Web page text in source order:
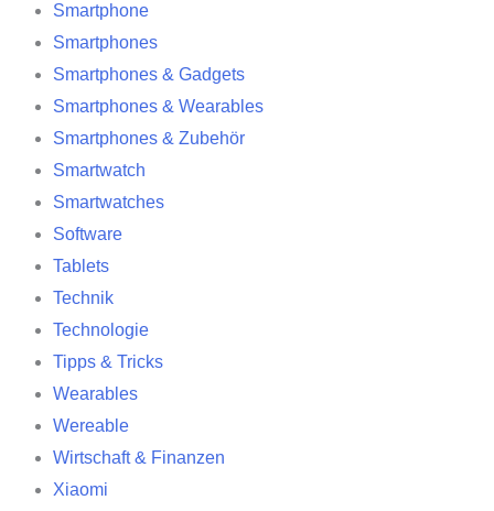
Smartphone
Smartphones
Smartphones & Gadgets
Smartphones & Wearables
Smartphones & Zubehör
Smartwatch
Smartwatches
Software
Tablets
Technik
Technologie
Tipps & Tricks
Wearables
Wereable
Wirtschaft & Finanzen
Xiaomi